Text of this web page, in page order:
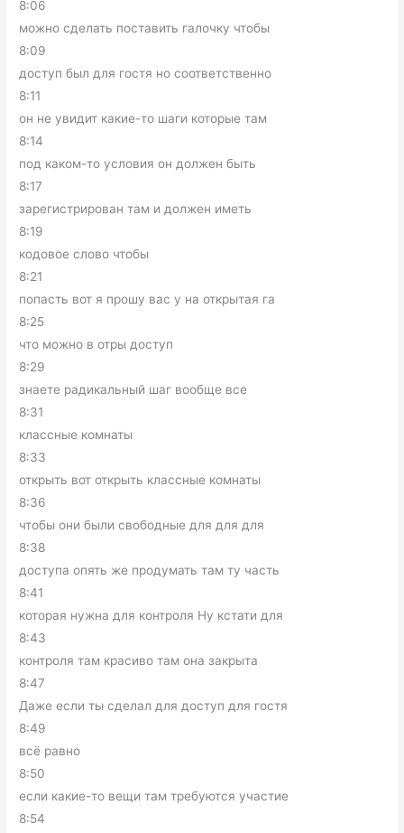
8:06
можно сделать поставить галочку чтобы
8:09
доступ был для гостя но соответственно
8:11
он не увидит какие-то шаги которые там
8:14
под каком-то условия он должен быть
8:17
зарегистрирован там и должен иметь
8:19
кодовое слово чтобы
8:21
попасть вот я прошу вас у на открытая га
8:25
что можно в отры доступ
8:29
знаете радикальный шаг вообще все
8:31
классные комнаты
8:33
открыть вот открыть классные комнаты
8:36
чтобы они были свободные для для для
8:38
доступа опять же продумать там ту часть
8:41
которая нужна для контроля Ну кстати для
8:43
контроля там красиво там она закрыта
8:47
Даже если ты сделал для доступ для гостя
8:49
всё равно
8:50
если какие-то вещи там требуются участие
8:54